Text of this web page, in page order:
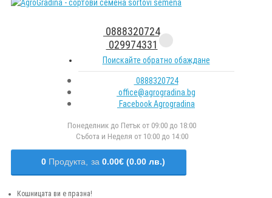
0888320724
029974331
Поискайте обратно обаждане
0888320724
office@agrogradina.bg
Facebook Agrogradina
Понеделник до Петък от 09:00 до 18:00
Събота и Неделя от 10:00 до 14:00
0 Продукта, за 0.00€ (0.00 лв.)
Кошницата ви е празна!